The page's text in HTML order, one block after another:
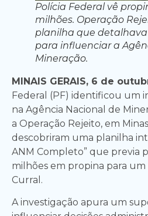
Polícia Federal vê
milhões. Operação
planilha que
para influenciar a
Mineração.
MINAIS GERAIS, 6 de
Federal (PF) identificou um
na Agência Nacional de
a Operação Rejeito, em
descobriram uma planilha
ANM Completo” que previa
milhões em propina para
Curral.
A investigação apura um